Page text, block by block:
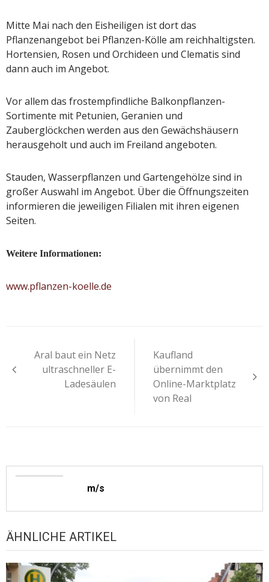
Mitte Mai nach den Eisheiligen ist dort das
Pflanzenangebot bei Pflanzen-Kölle am reichhaltigsten.
Hortensien, Rosen und Orchideen und Clematis sind
dann auch im Angebot.
Vor allem das frostempfindliche Balkonpflanzen-
Sortimente mit Petunien, Geranien und
Zauberglöckchen werden aus den Gewächshäusern
herausgeholt und auch im Freiland angeboten.
Stauden, Wasserpflanzen und Gartengehölze sind in
großer Auswahl im Angebot. Über die Öffnungszeiten
informieren die jeweiligen Filialen mit ihren eigenen
Seiten.
Weitere Informationen:
www.pflanzen-koelle.de
Aral baut ein Netz
ultraschneller E-
Ladesäulen
Kaufland
übernimmt den
Online-Marktplatz
von Real
m/s
ÄHNLICHE ARTIKEL